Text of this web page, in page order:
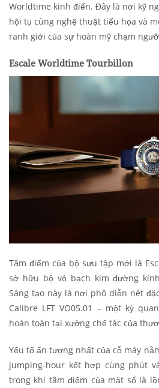
Worldtime kinh điển. Đây là nơi kỹ
hội tụ cùng nghệ thuật tiểu họa và
ranh giới của sự hoàn mỹ chạm
Escale Worldtime Tourbillon
Tâm điểm của bộ sưu tập mới là
sở hữu bộ vỏ bạch kim đường
Sáng tạo này là nơi phô diễn nét
Calibre LFT VO05.01 – một kỳ
hoàn toàn tại xưởng chế tác của
Yếu tố ấn tượng nhất của cỗ máy
jumping-hour kết hợp cùng phút
trong khi tâm điểm của mặt số là